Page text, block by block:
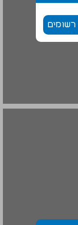
רשומים